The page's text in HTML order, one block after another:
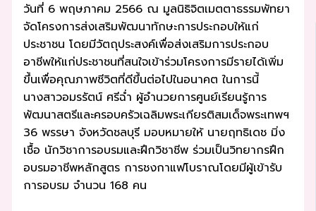
วันที่ 6 พฤษภาคม 2566 ณ มูลนิธิจิตเมตตาธรรมพัทยา
จัดโครงการส่งเสริมพัฒนาทักษะการประกอบให้แก่
ประชาชน โดยมีวัตถุประสงค์เพื่อส่งเสริมการประกอบ
อาชีพให้แก่ประชาชนที่สนใจเข้าร่วมโครงการมีรายได้เพิ่ม
ขึ้นเพื่อคุณภาพชีวิตที่ดีขึ้นต่อไปในอนาคต ในการนี้
นางสาวอมรรัตน์ ศรีฉ่ำ ผู้อำนวยการศูนย์เรียนรู้การ
พัฒนาสตรีและครอบครัวเฉลิมพระเกียรติสมเด็จพระเทพฯ
36 พรรษา จังหวัดชลบุรี มอบหมายให้ นายฤทธิเดช มิ่ง
เชื้อ นักวิชาการอบรมและฝึกวิชาชีพ ร่วมเป็นวิทยากรฝึก
อบรมอาชีพหลักสูตร การชงกาแฟโบราณโดยมีผู้เข้ารับ
การอบรม จำนวน 168 คน